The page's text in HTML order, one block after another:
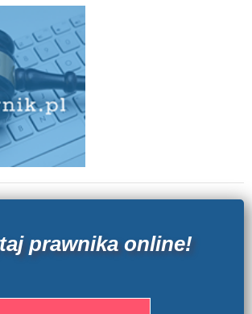
prawnika online!